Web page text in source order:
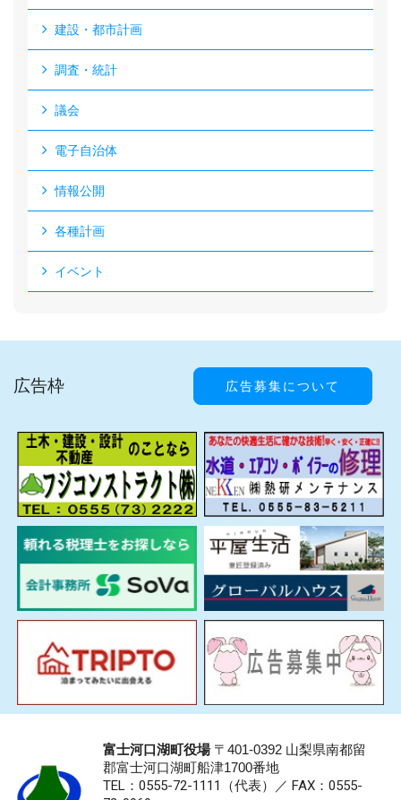
建設・都市計画
調査・統計
議会
電子自治体
情報公開
各種計画
イベント
広告枠 広告募集について
富士河口湖町役場〒401-0392 山梨県南都留
郡富士河口湖町船津1700番地
TEL：0555-72-1111 （代表）／ FAX：0555-